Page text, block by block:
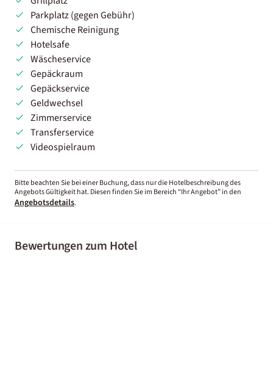
Parkplatz (gegen Gebühr)
Chemische Reinigung
Hotelsafe
Wäscheservice
Gepäckraum
Gepäckservice
Geldwechsel
Zimmerservice
Transferservice
Videospielraum
Bitte beachten Sie bei einer Buchung, dass nur die Hotelbeschreibung des
Angebots Gültigkeit hat. Diesen finden Sie im Bereich “Ihr Angebot” in den
Angebotsdetails.
Bewertungen zum Hotel